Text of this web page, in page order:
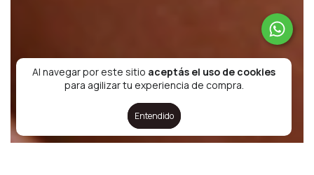
Al navegar por este sitio aceptás el uso de cookies
para agilizar tu experiencia de compra.
Entendido